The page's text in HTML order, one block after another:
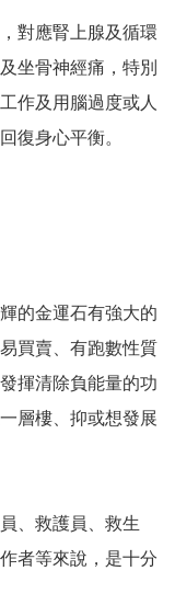
對應腎上腺及循環
坐骨神經痛，特別
作及用腦過度或人
復身心平衡。
的金運石有強大的
買賣、有跑數性質
揮清除負能量的功
層樓、抑或想發展
、救護員、救生
者等來說，是十分